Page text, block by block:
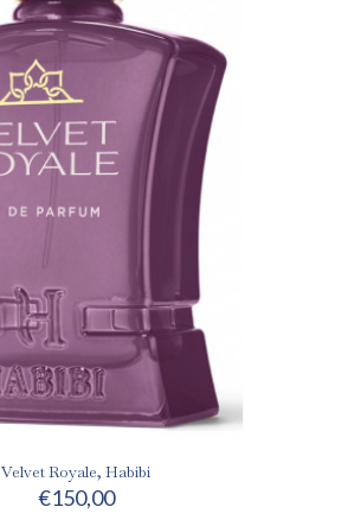
Velvet Royale, Habibi
€150,00